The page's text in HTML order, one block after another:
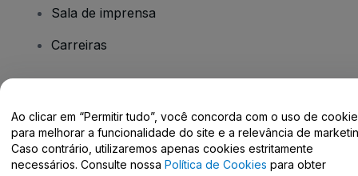
Sala de imprensa
Carreiras
Centro de Ajuda / Fale Conosco
Ao clicar em “Permitir tudo”, você concorda com o uso de
para melhorar a funcionalidade do site e a relevância de
Caso contrário, utilizaremos apenas cookies estritamente
necessários. Consulte nossa Política de Cookies para obter